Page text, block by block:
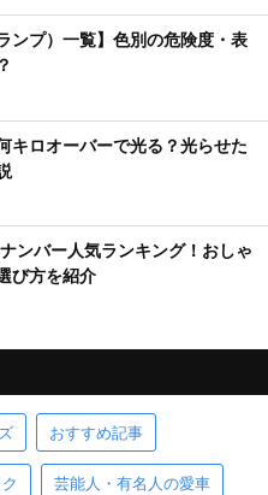
ンプ）一覧】色別の危険度・表
キロオーバーで光る？光らせた
ンバー人気ランキング！おしゃ
び方を紹介
おすすめ記事
芸能人・有名人の愛車